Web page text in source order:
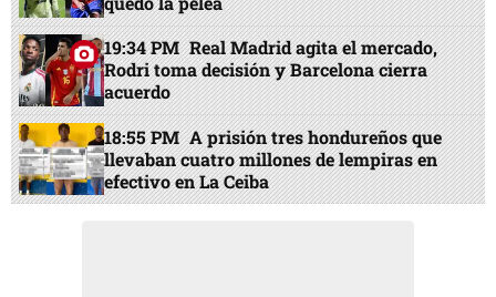
19:34 PM Real Madrid agita el mercado,
Rodri toma decisión y Barcelona cierra
acuerdo
18:55 PM A prisión tres hondureños que
llevaban cuatro millones de lempiras en
efectivo en La Ceiba